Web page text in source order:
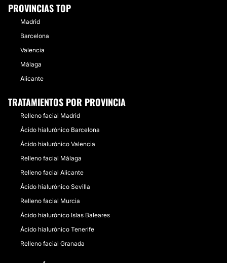
PROVINCIAS TOP
Madrid
Barcelona
Valencia
Málaga
Alicante
TRATAMIENTOS POR PROVINCIA
Relleno facial Madrid
Ácido hialurónico Barcelona
Ácido hialurónico Valencia
Relleno facial Málaga
Relleno facial Alicante
Ácido hialurónico Sevilla
Relleno facial Murcia
Ácido hialurónico Islas Baleares
Ácido hialurónico Tenerife
Relleno facial Granada